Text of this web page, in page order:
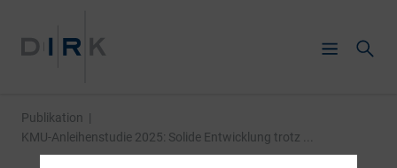
Publikation |
KMU-Anleihenstudie 2025: Solide Entwicklung trotz ...